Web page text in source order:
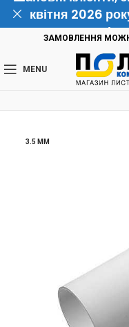
ЗАМОВЛЕННЯ
MENU
3.5 ММ
квітня 2026